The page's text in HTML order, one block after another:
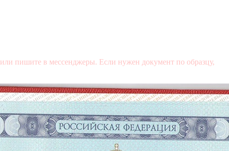
или пишите в мессенджеры. Если нужен документ по образцу,